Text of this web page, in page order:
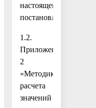
настоящему
постановлению;
1.2.
Приложение
2
«Методика
расчета
значений